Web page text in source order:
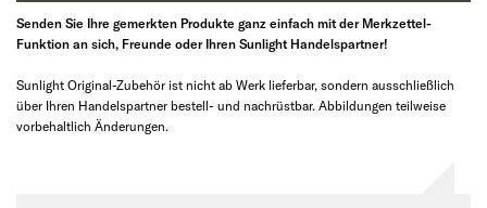
Senden Sie Ihre gemerkten Produkte ganz einfach mit der Merkzettel-
Funktion an sich, Freunde oder Ihren Sunlight Handelspartner!
Sunlight Original-Zubehör ist nicht ab Werk lieferbar, sondern ausschließlich
über Ihren Handelspartner bestell- und nachrüstbar. Abbildungen teilweise
vorbehaltlich Änderungen.